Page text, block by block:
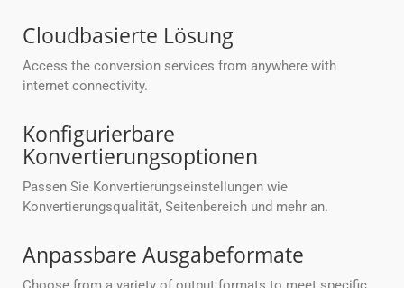
Cloudbasierte Lösung
Access the conversion services from anywhere with
internet connectivity.
Konfigurierbare
Konvertierungsoptionen
Passen Sie Konvertierungseinstellungen wie
Konvertierungsqualität, Seitenbereich und mehr an.
Anpassbare Ausgabeformate